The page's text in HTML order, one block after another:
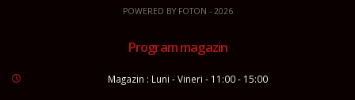
POWERED BY FOTON - 2026
Program magazin
Magazin : Luni - Vineri - 11:00 - 15:00